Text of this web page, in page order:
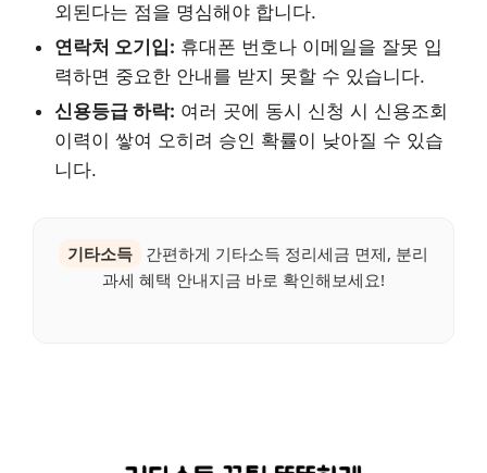
외된다는 점을 명심해야 합니다.
연락처 오기입: 휴대폰 번호나 이메일을 잘못 입
력하면 중요한 안내를 받지 못할 수 있습니다.
신용등급 하락: 여러 곳에 동시 신청 시 신용조회
이력이 쌓여 오히려 승인 확률이 낮아질 수 있습
니다.
기타소득
간편하게 기타소득 정리세금 면제, 분리
과세 혜택 안내지금 바로 확인해보세요!